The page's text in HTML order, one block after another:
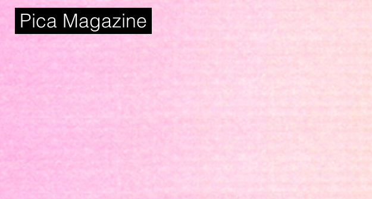
Pica Magazine